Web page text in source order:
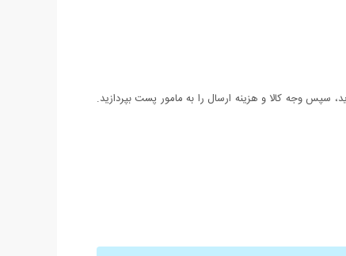
وجه کالا و هزینه ارسال را به مامور پست بپردازید.